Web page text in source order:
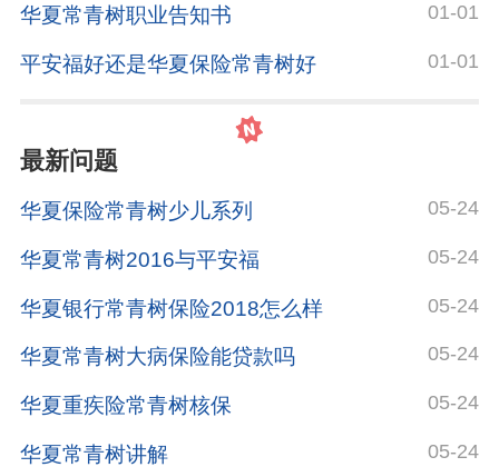
华夏常青树职业告知书 01-01
平安福好还是华夏保险常青树好 01-01
最新问题
华夏保险常青树少儿系列 05-24
华夏常青树2016与平安福 05-24
华夏银行常青树保险2018怎么样 05-24
华夏常青树大病保险能贷款吗 05-24
华夏重疾险常青树核保 05-24
华夏常青树讲解 05-24